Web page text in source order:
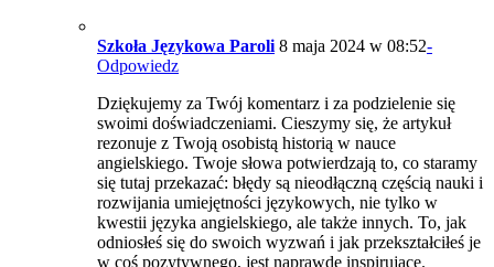
Szkoła Językowa Paroli 8 maja 2024 w 08:52-
Odpowiedz
Dziękujemy za Twój komentarz i za podzielenie się
swoimi doświadczeniami. Cieszymy się, że artykuł
rezonuje z Twoją osobistą historią w nauce
angielskiego. Twoje słowa potwierdzają to, co staramy
się tutaj przekazać: błędy są nieodłączną częścią nauki i
rozwijania umiejętności językowych, nie tylko w
kwestii języka angielskiego, ale także innych. To, jak
odniosłeś się do swoich wyzwań i jak przekształciłeś je
w coś pozytywnego, jest naprawdę inspirujące.